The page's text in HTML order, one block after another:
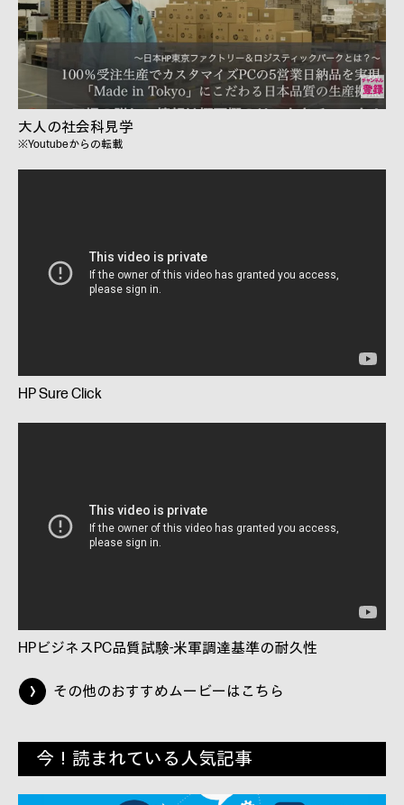
大人の社会科見学
※Youtubeからの転載
HP Sure Click
HPビジネスPC品質試験-米軍調達基準の耐久性
その他のおすすめムービーはこちら
今！読まれている人気記事